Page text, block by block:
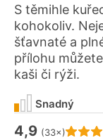
S těmihle
kohokoliv.
šťavnaté a
přílohu
kaši či rýži.
Hodnocení receptu
4,9 (33×)
Snadný